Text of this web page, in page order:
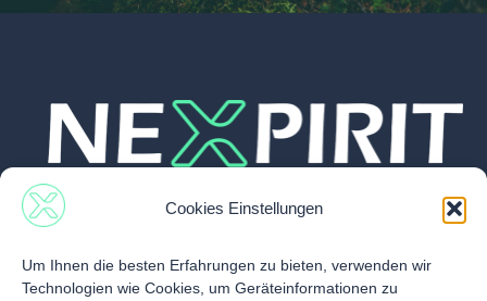
Cookies Einstellungen
Um Ihnen die besten Erfahrungen zu bieten, verwenden wir
Technologien wie Cookies, um Geräteinformationen zu